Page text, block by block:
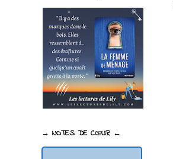
→ NOTES DE CŒUR ←